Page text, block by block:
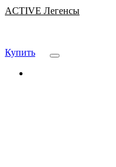
ACTIVE Легенсы
Купить